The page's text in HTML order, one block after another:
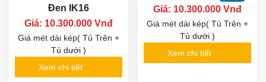
Đen IK16
Giá: 10.300.000 Vnđ
Giá mét dài kép( Tủ Trên +
Tủ dưới )
Xem chi tiết
Giá: 10.300.000 Vnđ
Giá mét dài kép( Tủ Trên +
Tủ dưới )
Xem chi tiết